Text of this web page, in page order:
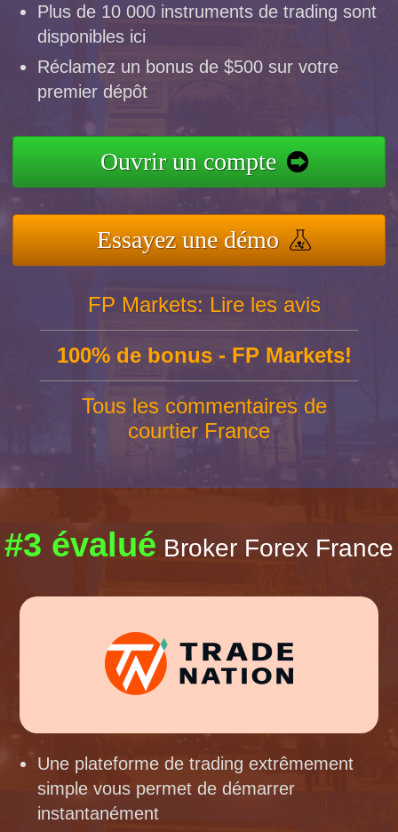
Plus de 10 000 instruments de trading sont
disponibles ici
Réclamez un bonus de $500 sur votre
premier dépôt
Ouvrir un compte
Essayez une démo
FP Markets: Lire les avis
100% de bonus - FP Markets!
Tous les commentaires de
courtier France
#3 évalué Broker Forex France
Une plateforme de trading extrêmement
simple vous permet de démarrer
instantanément